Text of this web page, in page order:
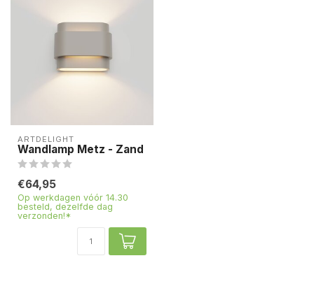
ARTDELIGHT
Wandlamp Metz - Zand
€64,95
Op werkdagen vóór 14.30
besteld, dezelfde dag
verzonden!*